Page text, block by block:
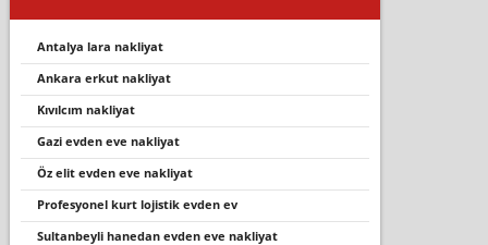
antalya lara nakliyat
ankara erkut nakliyat
kıvılcım nakliyat
gazi evden eve nakliyat
öz eli̇t evden eve nakli̇yat
profesyonel kurt lojistik evden ev
sultanbeyli hanedan evden eve nakliyat